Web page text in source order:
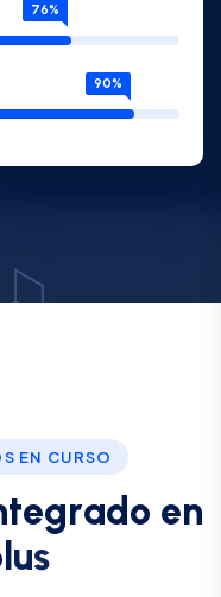
76%
90%
EN CURSO
tegrado en
us